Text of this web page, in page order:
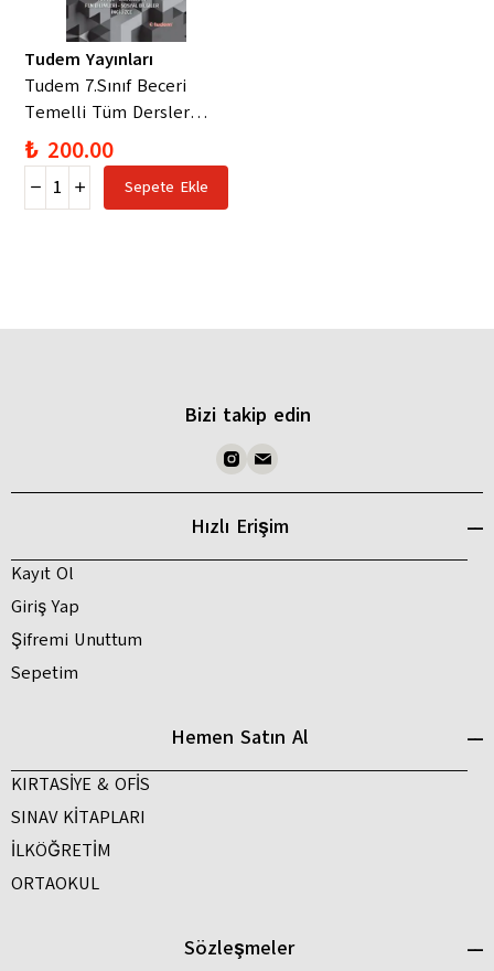
Tudem Yayınları
Tudem 7.Sınıf Beceri
Temelli Tüm Dersler
Soru Bankası
₺ 200.00
Sepete Ekle
Bizi takip edin
Hızlı Erişim
Kayıt Ol
Giriş Yap
Şifremi Unuttum
Sepetim
Hemen Satın Al
KIRTASİYE & OFİS
SINAV KİTAPLARI
İLKÖĞRETİM
ORTAOKUL
Sözleşmeler